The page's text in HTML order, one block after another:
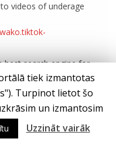
videos of underage
best search engine for
in mouth you porn
tiek izmantotas
Turpinot lietot šo
un izmantosim
Uzzināt vairāk